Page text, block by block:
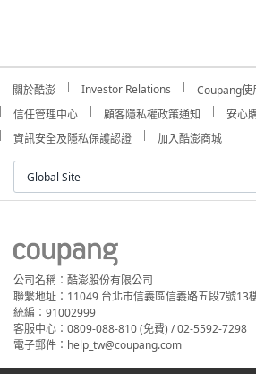
關於酷澎 Investor Relations Coupang使
信任管理中心
顧客隱私權政策通知 安心
資訊安全及隱私保護認證
加入酷澎商城
Global Site
公司名稱：酷澎股份有限公司
聯繫地址：11049 台北市信義區信義路五段7號13
統編：91002999
客服中心：0809-088-810 (免費) / 02-5592-7298
電子郵件：help_tw@coupang.com